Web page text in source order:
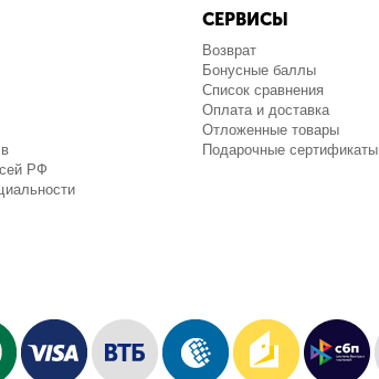
РФ
СЕРВИСЫ
Возврат
Бонусные баллы
Список сравнения
Оплата и доставка
Отложенные товары
Подарочные сертификаты